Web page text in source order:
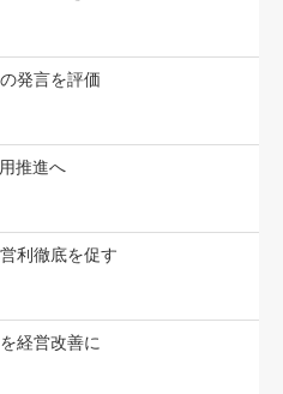
発言を評価
推進へ
利徹底を促す
経営改善に